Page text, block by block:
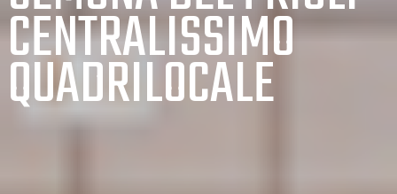
CENTRALISSIMO
QUADRILOCALE